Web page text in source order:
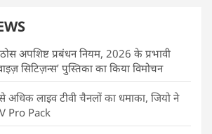
अपशिष्ट प्रबंधन नियम, 2026 के प्रभावी
सिटिज़न्स’ पुस्तिका का किया विमोचन
लाइव टीवी चैनलों का धमाका, जियो ने
Pro Pack